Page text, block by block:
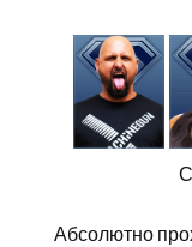
Абсолютно